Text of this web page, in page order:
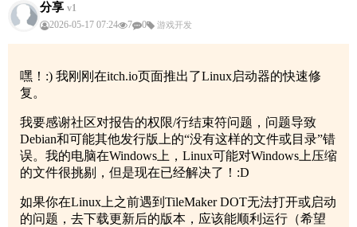
分享 v1
2026-05-17 07:24
7 0 游戏开发
嘿！:) 我刚刚在itch.io页面推出了Linux启动器的快速修
复。
我要感谢社区对报告的权限/行结束符问题，问题导致
Debian和可能其他发行版上的“没有这样的文件或目录”错
误。我的电脑在Windows上，Linux可能对Windows上压缩
的文件很挑剔，但是现在已经解决了！:D
如果你在Linux上之前遇到TileMaker DOT无法打开或启动
的问题，去下载更新后的版本，应该能顺利运行（希望